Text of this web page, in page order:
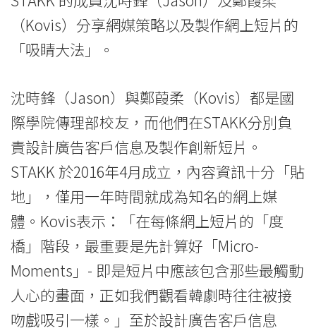
學
消
息
國
際
學
院
（Kovis）分享網媒策略以及製作網上短片的
「吸睛大法」。
沈時鋒（Jason）與鄭葭柔（Kovis）都是國
際學院傳理部校友，而他們在STAKK分別負
責設計廣告客戶信息及製作創新短片。
STAKK 於2016年4月成立，內容資訊十分「貼
地」，僅用一年時間就成為知名的網上媒
體。Kovis表示：「在每條網上短片的「度
橋」階段，最重要是先計算好「Micro-
Moments」- 即是短片中應該包含那些最觸動
人心的畫面，正如我們觀看韓劇時往往被接
吻戲吸引一樣。」至於設計廣告客戶信息